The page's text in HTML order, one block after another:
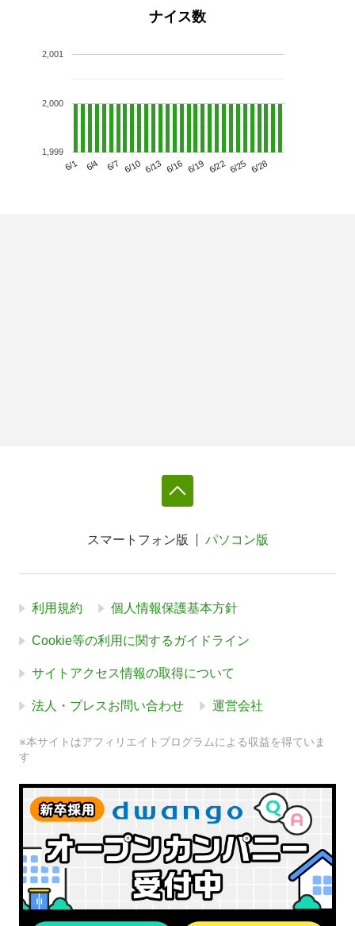
ナイス数
6/1 6/4 6/7 6/10 6/13 6/16 6/19 6/22 6/25 6/28
1,999
2,000
2,001
スマートフォン版 パソコン版
利用規約 個人情報保護基本方針
Cookie等の利用に関するガイドライン
サイトアクセス情報の取得について
法人・プレスお問い合わせ 運営会社
※本サイトはアフィリエイトプログラムによる収益を得ていま
す